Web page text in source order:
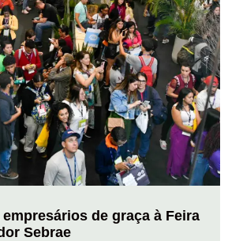
de graça à Feira
Sebrae